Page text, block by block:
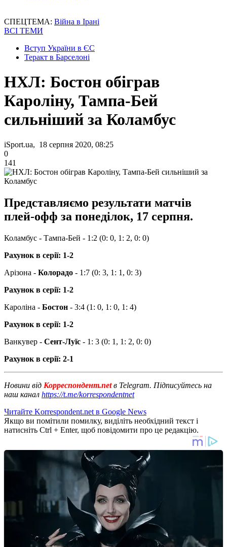
СПЕЦТЕМА: Війна в Ірані
ВСІ ТЕМИ
Вступ України в ЄС
Теракт в Барселоні
НХЛ: Бостон обіграв
Кароліну, Тампа-Бей
сильніший за Коламбус
iSport.ua, 18 серпня 2020, 08:25
0
141
Представляємо результати матчів
плей-офф за понеділок, 17 серпня.
Коламбус - Тампа-Бей - 1:2 (0: 0, 1: 2, 0: 0)
Рахунок в серії: 1-2
Арізона - Колорадо - 1:7 (0: 3, 1: 1, 0: 3)
Рахунок в серії: 1-2
Кароліна - Бостон - 3:4 (1: 0, 1: 0, 1: 4)
Рахунок в серії: 1-2
Ванкувер - Сент-Луїс - 1: 3 (0: 1, 1: 2, 0: 0)
Рахунок в серії: 2-1
Новини від Корреспондент.netв Telegram. Підписуйтесь на
наш канал https://t.me/korrespondentnet
Читайте Korrespondent.net в Google News
Якщо ви помітили помилку, виділіть необхідний текст і
натисніть Ctrl + Enter, щоб повідомити про це редакцію.